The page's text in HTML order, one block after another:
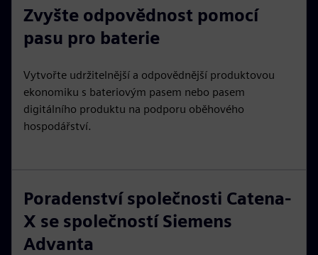
Zvyšte odpovědnost pomocí
pasu pro baterie
Vytvořte udržitelnější a odpovědnější produktovou
ekonomiku s bateriovým pasem nebo pasem
digitálního produktu na podporu oběhového
hospodářství.
Poradenství společnosti Catena-
X se společností Siemens
Advanta